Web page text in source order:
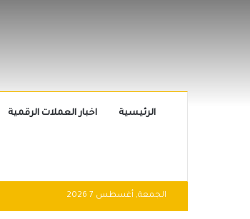
الرئيسية اخبار العملات الرقمية
الجمعة, أغسطس 7 2026